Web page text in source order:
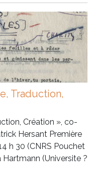
Traduction,
Création », co-
Hersant Première
h 30 (CNRS Pouchet
Hartmann (Universite ?